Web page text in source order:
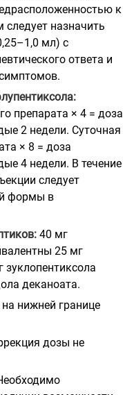
к
назначить
мл) с
ответа и
препарата × 4 = доза
2 недели. Суточная
× 8 = доза
4 недели. В течение
следует
формы в
40 мг
25 мг
деканоата.
нижней границе
дозы не